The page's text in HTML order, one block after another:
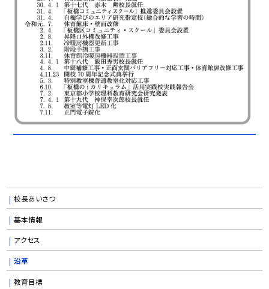
校長あいさつ
基本情報
アクセス
沿革
教育目標